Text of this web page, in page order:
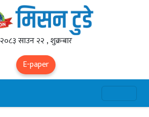
२०८३ साउन २२ , शुक्रबार
E-paper